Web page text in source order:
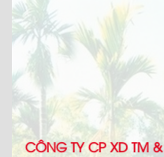
CÔNG TY CP XD TM